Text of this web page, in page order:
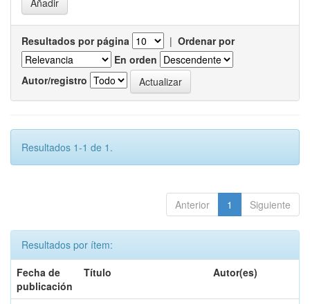
Resultados por página | Ordenar por
En orden
Autor/registro
Resultados 1-1 de 1.
Anterior 1 Siguiente
Resultados por ítem:
Fecha de
publicación
Título Autor(es)